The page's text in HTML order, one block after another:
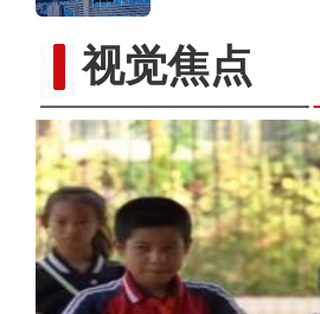
视觉焦点
【铸牢共同